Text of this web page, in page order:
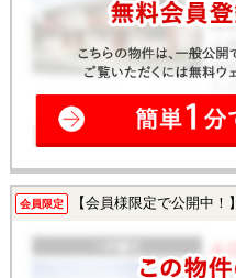
会員限定 【会員様限定で公開中！】